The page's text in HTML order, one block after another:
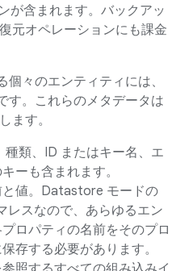
が含まれます。バックアッ
元オペレーションにも課金
々のエンティティには、
す。これらのメタデータは
ます。
種類、ID またはキー名、エ
ーも含まれます。
値。Datastore モードの
レスなので、あらゆるエン
ロパティの名前をそのプロ
存する必要があります。